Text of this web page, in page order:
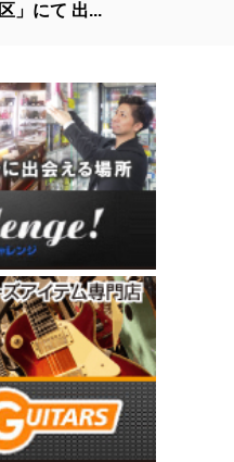
区」にて 出...